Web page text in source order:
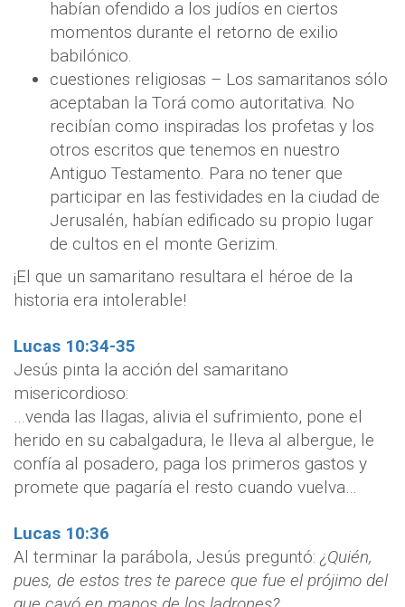
habían ofendido a los judíos en ciertos
momentos durante el retorno de exilio
babilónico.
cuestiones religiosas – Los samaritanos sólo
aceptaban la Torá como autoritativa. No
recibían como inspiradas los profetas y los
otros escritos que tenemos en nuestro
Antiguo Testamento. Para no tener que
participar en las festividades en la ciudad de
Jerusalén, habían edificado su propio lugar
de cultos en el monte Gerizim.
¡El que un samaritano resultara el héroe de la
historia era intolerable!
Lucas 10:34-35
Jesús pinta la acción del samaritano
misericordioso:
…venda las llagas, alivia el sufrimiento, pone el
herido en su cabalgadura, le lleva al albergue, le
confía al posadero, paga los primeros gastos y
promete que pagaría el resto cuando vuelva…
Lucas 10:36
Al terminar la parábola, Jesús preguntó: ¿Quién,
pues, de estos tres te parece que fue el prójimo del